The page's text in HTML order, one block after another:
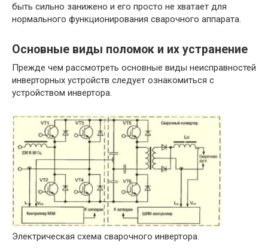
быть сильно занижено и его просто не хватает для
нормального функционирования сварочного аппарата.
Основные виды поломок и их устранение
Прежде чем рассмотреть основные виды неисправностей
инверторных устройств следует ознакомиться с
устройством инвертора.
Электрическая схема сварочного инвертора.